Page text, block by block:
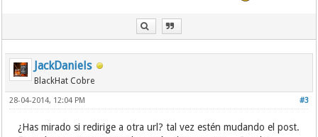
JackDaniels
BlackHat Cobre
#3
28-04-2014, 12:04 PM
¿Has mirado si redirige a otra url? tal vez estén mudando el post.